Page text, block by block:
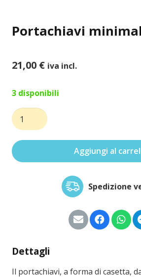
Portachiavi minimal
21,00 € iva incl.
3 disponibili
Portachiavi
minimal
quantità
Aggiungi al
Spedizione
Dettagli
Il portachiavi, a forma di casetta,